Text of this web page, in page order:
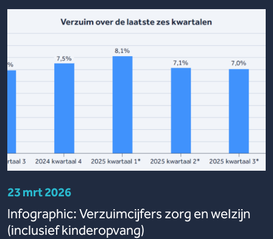
23 mrt 2026
Infographic: Verzuimcijfers zorg en welzijn
(inclusief kinderopvang)